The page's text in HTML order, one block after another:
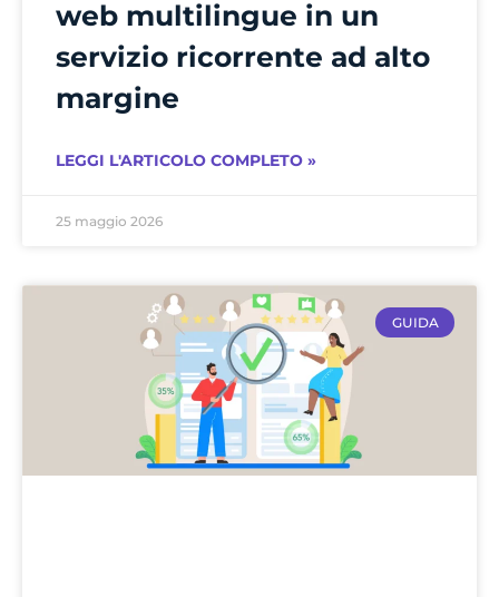
web multilingue in un
servizio ricorrente ad alto
margine
LEGGI L'ARTICOLO COMPLETO »
25 maggio 2026
GUIDA